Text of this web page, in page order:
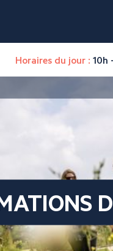
Horaires du jour : 10h